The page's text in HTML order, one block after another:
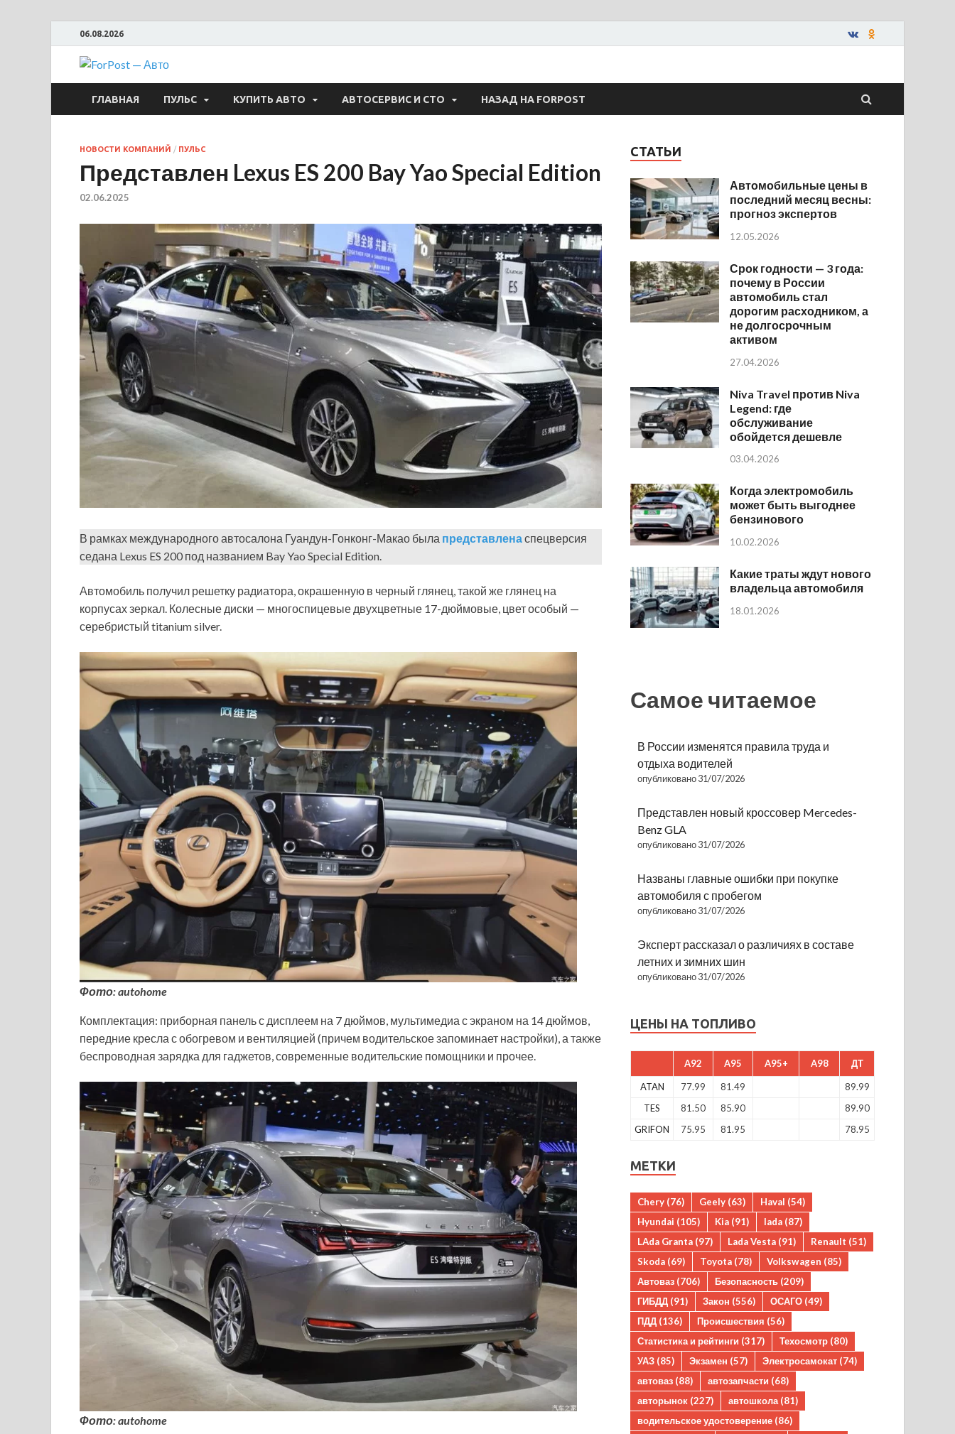
06.08.2026
ForPost — Авто
ГЛАВНАЯ ПУЛЬС КУПИТЬ АВТО АВТОСЕРВИС И СТО НАЗАД НА FORPOST
НОВОСТИ КОМПАНИЙ / ПУЛЬС
Представлен Lexus ES 200 Bay Yao Special Edition
02.06.2025
В рамках международного автосалона Гуандун-Гонконг-Макао была представленаспецверсия
седана Lexus ES 200 под названием Bay Yao Special Edition.
Автомобиль получил решетку радиатора, окрашенную в черный глянец, такой же глянец на
корпусах зеркал. Колесные диски — многоспицевые двухцветные 17-дюймовые, цвет особый —
серебристый titanium silver.
Фото: autohome
Комплектация: приборная панель с дисплеем на 7 дюймов, мультимедиа с экраном на 14 дюймов,
передние кресла с обогревом и вентиляцией (причем водительское запоминает настройки), а также
беспроводная зарядка для гаджетов, современные водительские помощники и прочее.
Фото: autohome
СТАТЬИ
Автомобильные цены в
последний месяц весны:
прогноз экспертов
12.05.2026
Срок годности — 3 года:
почему в России
автомобиль стал
дорогим расходником, а
не долгосрочным
активом
27.04.2026
Niva Travel против Niva
Legend: где
обслуживание
обойдется дешевле
03.04.2026
Когда электромобиль
может быть выгоднее
бензинового
10.02.2026
Какие траты ждут нового
владельца автомобиля
18.01.2026
Самое читаемое
В России изменятся правила труда и
отдыха водителей
опубликовано 31/07/2026
Представлен новый кроссовер Mercedes-
Benz GLA
опубликовано 31/07/2026
Названы главные ошибки при покупке
автомобиля с пробегом
опубликовано 31/07/2026
Эксперт рассказал о различиях в составе
летних и зимних шин
опубликовано 31/07/2026
ЦЕНЫ НА ТОПЛИВО
A92 A95 A95+ A98 ДТ
ATAN 77.99 81.49
89.99
TES
81.50 85.90
89.90
GRIFON
75.95 81.95 78.95
МЕТКИ
Chery (76) Geely (63) Haval (54)
Hyundai (105) Kia (91) lada (87)
LAda Granta (97) Lada Vesta (91) Renault (51)
Skoda (69) Toyota (78) Volkswagen (85)
Автоваз (706) Безопасность (209)
ГИБДД (91) Закон (556) ОСАГО (49)
ПДД (136) Происшествия (56)
Статистика и рейтинги (317) Техосмотр (80)
УАЗ (85) Экзамен (57) Электросамокат (74)
автоваз (88) автозапчасти (68)
авторынок (227) автошкола (81)
водительское удостоверение (86)